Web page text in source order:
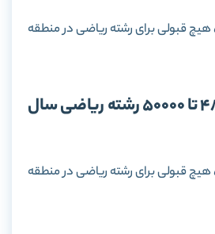
در بازه 48000 تا 50000 هیچ قبولی برای رشته ریاضی در منطقه
قبولی با رتبه 48000 تا 50000 رشته ریاضی سال
در بازه 48000 تا 50000 هیچ قبولی برای رشته ریاضی در منطقه